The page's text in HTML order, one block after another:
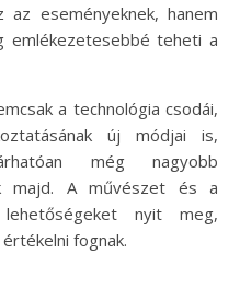
eseményeknek, hanem
emlékezetesebbé teheti a
a technológia csodái,
új módjai is,
még nagyobb
majd. A művészet és a
nyit meg,
fognak.